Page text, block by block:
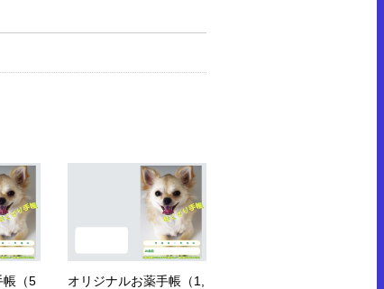
帳（5
オリジナルお薬手帳（1,